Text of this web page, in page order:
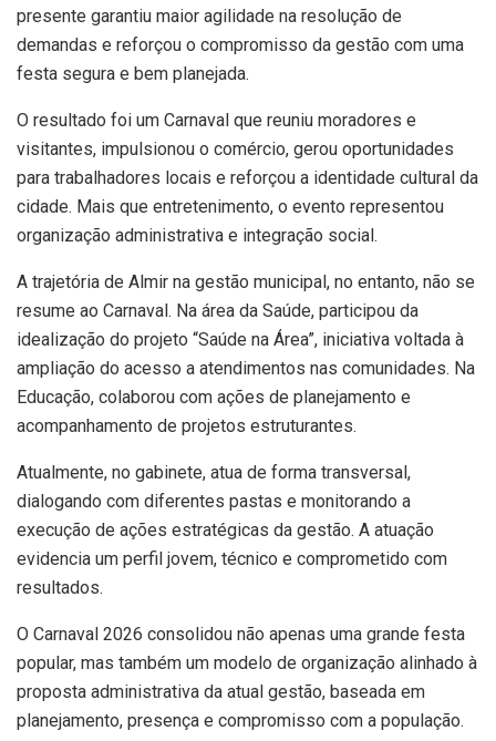
presente garantiu maior agilidade na resolução de
demandas e reforçou o compromisso da gestão com uma
festa segura e bem planejada.
O resultado foi um Carnaval que reuniu moradores e
visitantes, impulsionou o comércio, gerou oportunidades
para trabalhadores locais e reforçou a identidade cultural da
cidade. Mais que entretenimento, o evento representou
organização administrativa e integração social.
A trajetória de Almir na gestão municipal, no entanto, não se
resume ao Carnaval. Na área da Saúde, participou da
idealização do projeto “Saúde na Área”, iniciativa voltada à
ampliação do acesso a atendimentos nas comunidades. Na
Educação, colaborou com ações de planejamento e
acompanhamento de projetos estruturantes.
Atualmente, no gabinete, atua de forma transversal,
dialogando com diferentes pastas e monitorando a
execução de ações estratégicas da gestão. A atuação
evidencia um perfil jovem, técnico e comprometido com
resultados.
O Carnaval 2026 consolidou não apenas uma grande festa
popular, mas também um modelo de organização alinhado à
proposta administrativa da atual gestão, baseada em
planejamento, presença e compromisso com a população.